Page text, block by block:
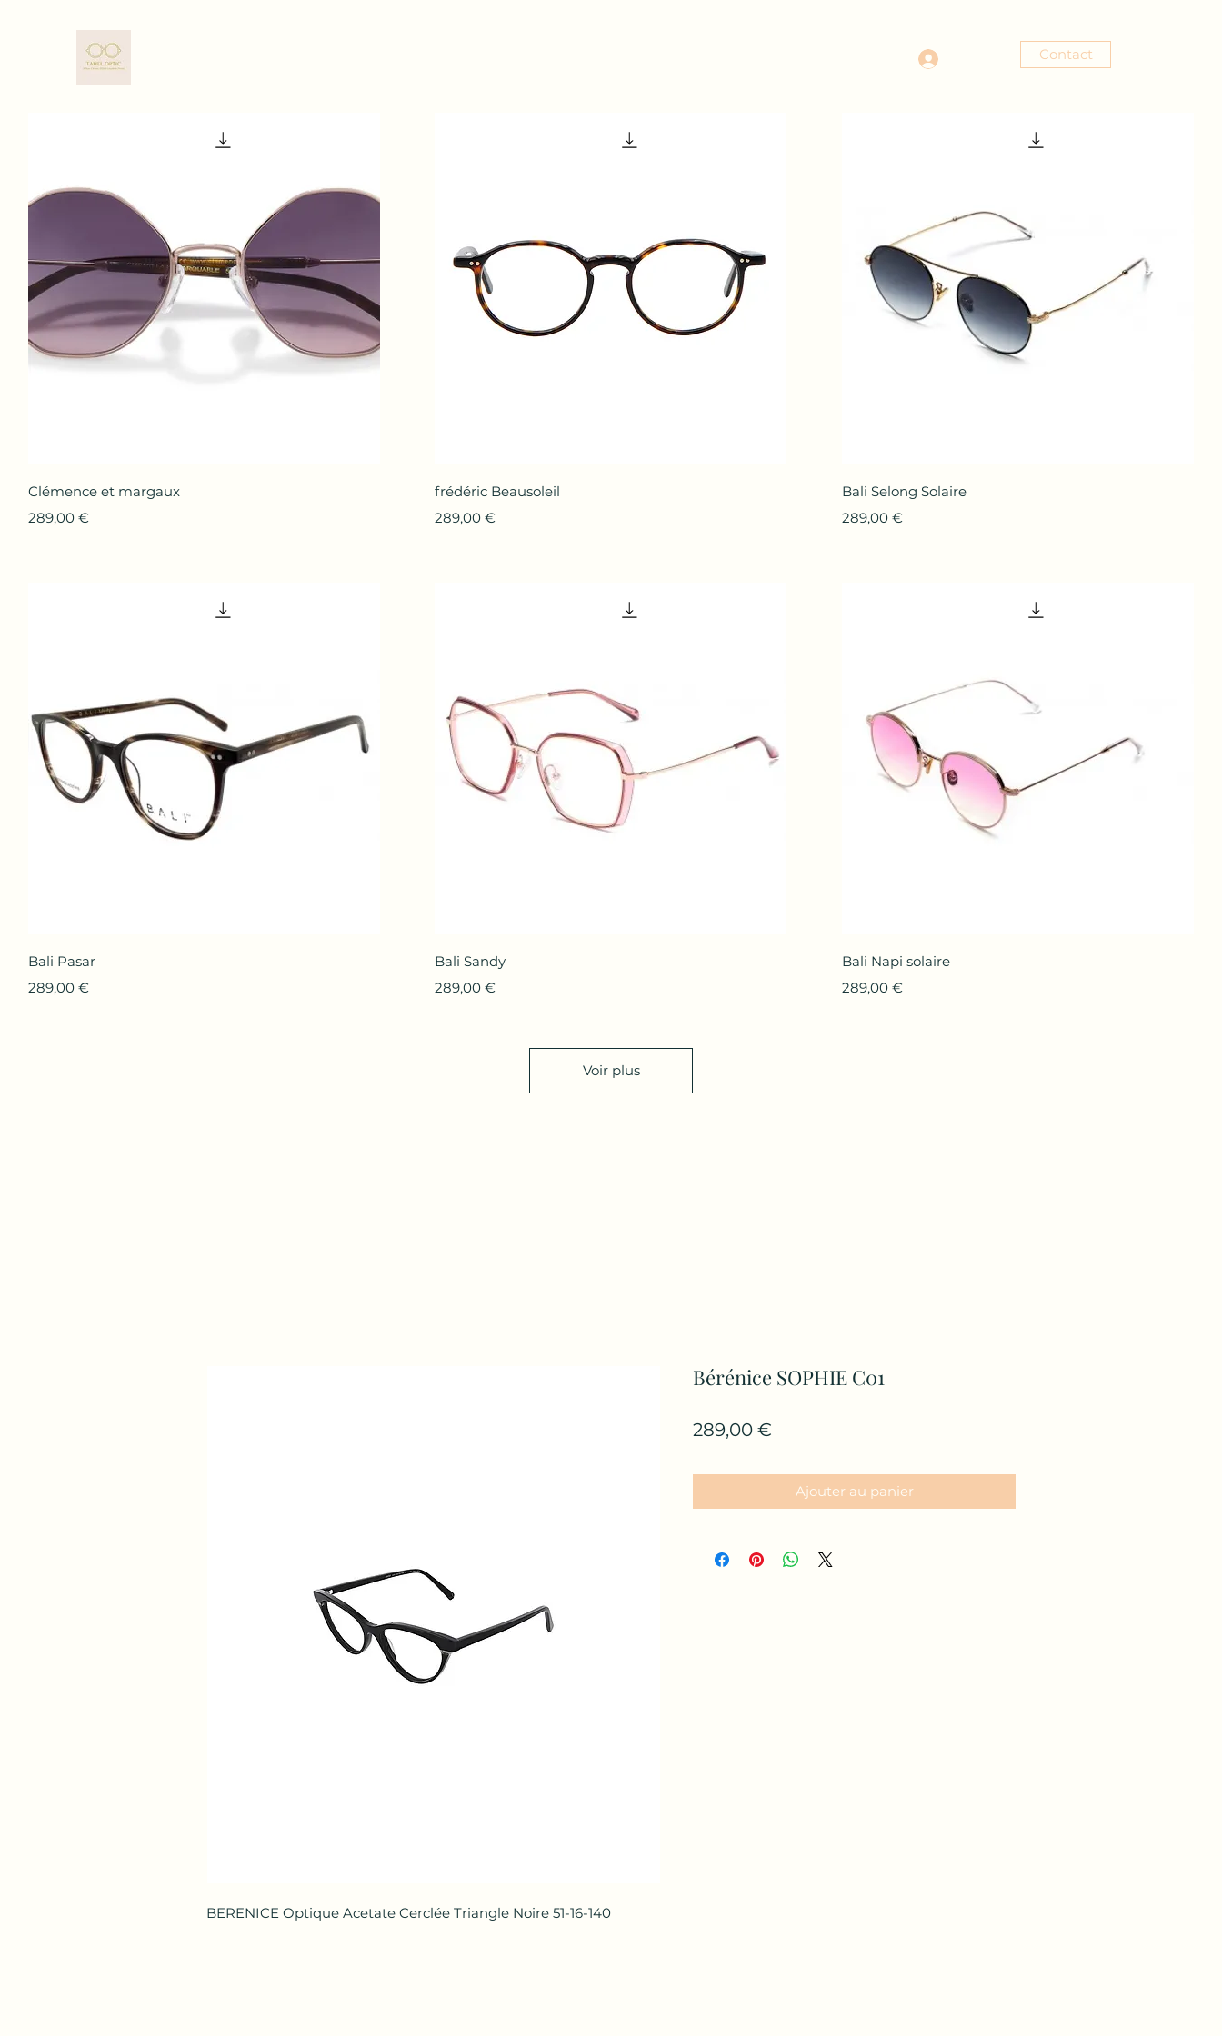
Contact
Aperçu rapide
Clémence et margaux
Prix
289,00 €
Aperçu rapide
frédéric Beausoleil
Prix
289,00 €
Aperçu rapide
Bali Selong Solaire
Prix
289,00 €
Bali Pasar
Prix
289,00 €
Bali Sandy
Prix
289,00 €
Bali Napi solaire
Prix
289,00 €
Voir plus
BERENICE Optique Acetate Cerclée Triangle Noire 51-16-140
Bérénice SOPHIE C01
289,00 €
Ajouter au panier